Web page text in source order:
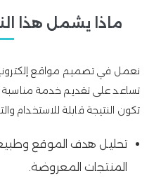
ماذا يشمل هذا
نعمل في تصميم مواقع
تساعد على تقديم خدمة
تكون النتيجة قابلة للاستخدام
تحليل هدف الموقع
المنتجات المعروضة.